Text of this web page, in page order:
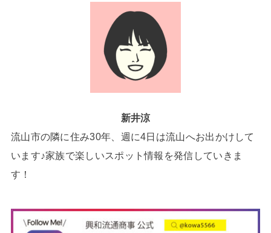
新井涼
流山市の隣に住み30年、週に4日は流山へお出かけして
います♪家族で楽しいスポット情報を発信していきま
す！